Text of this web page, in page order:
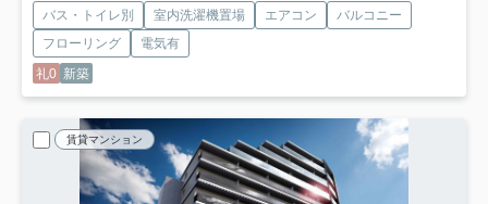
バス・トイレ別 室内洗濯機置場 エアコン
バルコニー
フローリング
電気有
礼0 新築
賃貸マンション